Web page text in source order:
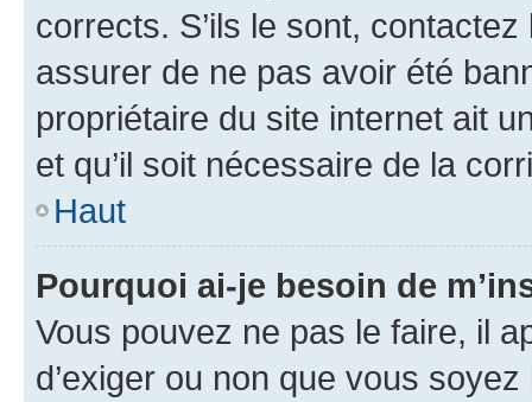
corrects. S’ils le sont,
assurer de ne pas avoir été
propriétaire du site internet ait
et qu’il soit nécessaire de la
Haut
Pourquoi ai-je besoin de
Vous pouvez ne pas le faire, il
d’exiger ou non que vous